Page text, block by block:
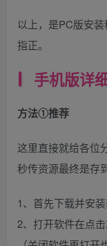
以上，是PC版安
指正。
手机版详
方法①推荐
这里直接就给各位
秒传资源最终是存
1、首先下载并安
2、打开软件在点